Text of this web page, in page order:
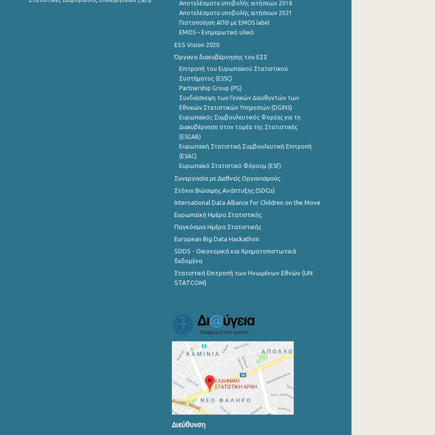
Αποτελέσματα υποβολής αιτήσεων 2018
Αποτελέσματα υποβολής αιτήσεων 2021
Πιστοποίηση ΑΠΘ με EMOS label
EMOS – Ενημερωτικό υλικό
ESS Vision 2020
Όργανα διακυβέρνησης του ΕΣΣ
Επιτροπή του Ευρωπαϊκού Στατιστικού
Συστήματος (ESSC)
Partnership Group (PG)
Συνδιάσκεψη των Γενικών Διευθυντών των
Εθνικών Στατιστικών Υπηρεσιών (DGINS)
Ευρωπαϊκός Συμβουλευτικός Φορέας για τη
Διακυβέρνηση στον τομέα της Στατιστικής
(ESGAB)
Ευρωπαϊκή Στατιστική Συμβουλευτική Επιτροπή
(ESAC)
Ευρωπαϊκό Στατιστικό Φόρουμ (ESF)
Συνεργασία με Διεθνείς Οργανισμούς
Στόχοι Βιώσιμης Ανάπτυξης (SDGs)
International Data Alliance for Children on the Move
Ευρωπαϊκή Ημέρα Στατιστικής
Παγκόσμια Ημέρα Στατιστικής
European Big Data Hackathon
SDDS - Οικονομικά και Χρηματοπιστωτικά
δεδομένα
Στατιστική Επιτροπή των Ηνωμένων Εθνών (UN
STATCOM)
Διεύθυνση